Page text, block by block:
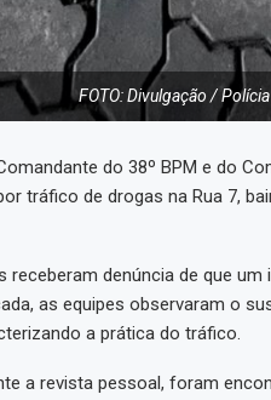
FOTO: Divulgação /
do 38º BPM e do
tráfico de drogas na Rua 7,
receberam denúncia de que
as equipes observaram o
a prática do tráfico.
a revista pessoal, foram